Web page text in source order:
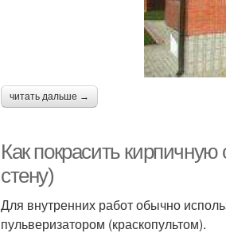
читать дальше →
Как покрасить
стену)
Для внутренних работ обычно
пульверизатором (краскопультом).